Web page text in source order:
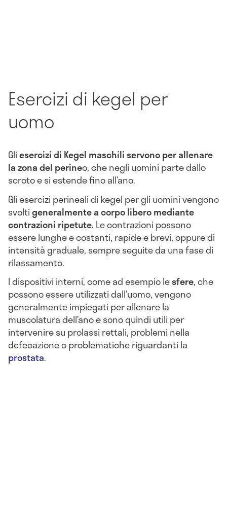
Esercizi di kegel per
uomo
Gliesercizi di Kegel maschili servono per allenare
la zona del perineo, che negli uomini parte dallo
scroto e si estende fino all’ano.
Gli esercizi perineali di kegel per gli uomini vengono
svoltigeneralmentea corpo libero mediante
contrazioni ripetute. Le contrazioni possono
essere lunghe e costanti, rapide e brevi, oppure di
intensità graduale, sempre seguite da una fase di
rilassamento.
I dispositivi interni, come ad esempio lesfere, che
possono essere utilizzati dall’uomo, vengono
generalmente impiegati per allenare la
muscolatura dell’ano e sono quindi utili per
intervenire su prolassi rettali, problemi nella
defecazione o problematiche riguardanti la
prostata.